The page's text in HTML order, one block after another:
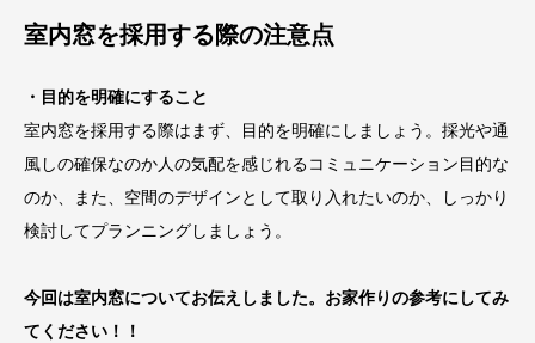
室内窓を採用する際の注意点
・目的を明確にすること
室内窓を採用する際はまず、目的を明確にしましょう。採光や通
風しの確保なのか人の気配を感じれるコミュニケーション目的な
のか、また、空間のデザインとして取り入れたいのか、しっかり
検討してプランニングしましょう。
今回は室内窓についてお伝えしました。お家作りの参考にしてみ
てください！！